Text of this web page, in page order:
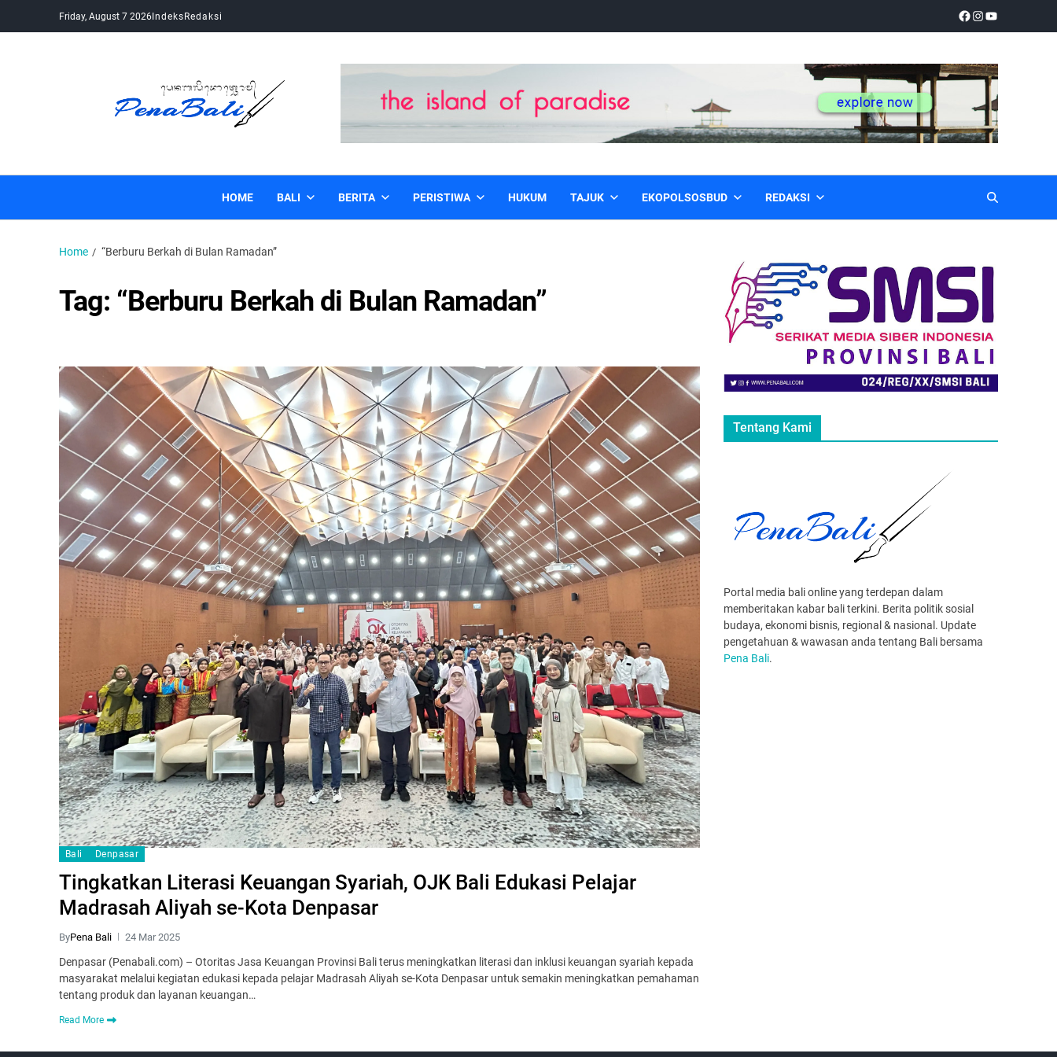
Friday, August 7 2026IndeksRedaksi
HOME BALI BERITA PERISTIWA HUKUM TAJUK EKOPOLSOSBUD REDAKSI
Home “Berburu Berkah di Bulan Ramadan”
Tag: “Berburu Berkah di Bulan Ramadan”
Bali Denpasar
Tingkatkan Literasi Keuangan Syariah, OJK Bali Edukasi Pelajar
Madrasah Aliyah se-Kota Denpasar
ByPena Bali 24 Mar 2025
Denpasar (Penabali.com) – Otoritas Jasa Keuangan Provinsi Bali terus meningkatkan literasi dan inklusi keuangan syariah kepada
masyarakat melalui kegiatan edukasi kepada pelajar Madrasah Aliyah se-Kota Denpasar untuk semakin meningkatkan pemahaman
tentang produk dan layanan keuangan…
Read More
Tentang Kami
Portal media bali online yang terdepan dalam
memberitakan kabar bali terkini. Berita politik sosial
budaya, ekonomi bisnis, regional & nasional. Update
pengetahuan & wawasan anda tentang Bali bersama
Pena Bali.